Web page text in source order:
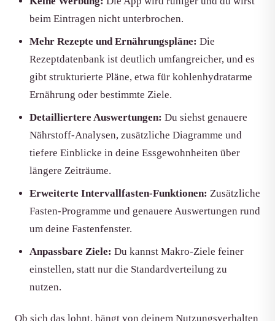
beim Eintragen nicht unterbrochen.
Mehr Rezepte und Ernährungspläne: Die
Rezeptdatenbank ist deutlich umfangreicher, und es
gibt strukturierte Pläne, etwa für kohlenhydratarme
Ernährung oder bestimmte Ziele.
Detailliertere Auswertungen: Du siehst genauere
Nährstoff-Analysen, zusätzliche Diagramme und
tiefere Einblicke in deine Essgewohnheiten über
längere Zeiträume.
Erweiterte Intervallfasten-Funktionen: Zusätzliche
Fasten-Programme und genauere Auswertungen rund
um deine Fastenfenster.
Anpassbare Ziele: Du kannst Makro-Ziele feiner
einstellen, statt nur die Standardverteilung zu
nutzen.
Ob sich das lohnt, hängt von deinem Nutzungsverhalten